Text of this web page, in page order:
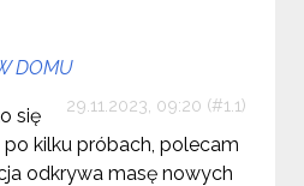
DOMU
29.11.2023, 09:20
się
po kilku próbach, polecam
odkrywa masę nowych